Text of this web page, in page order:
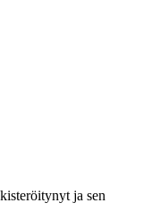
ja sen